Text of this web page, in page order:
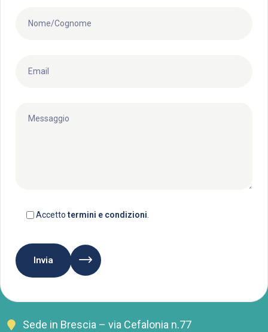
Accettotermini e condizioni
Invia
Sede in Brescia – via Cefalonia n.77